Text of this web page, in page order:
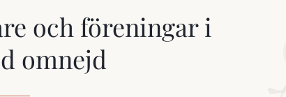
och föreningar i
omnejd